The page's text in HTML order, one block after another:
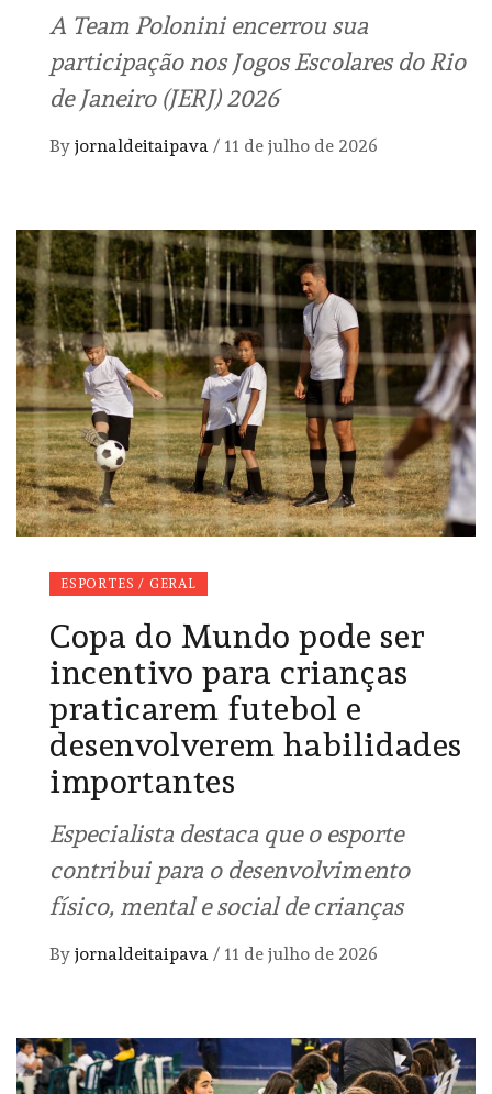
A Team Polonini encerrou sua
participação nos Jogos Escolares do Rio
de Janeiro (JERJ) 2026
By jornaldeitaipava / 11 de julho de 2026
ESPORTES / GERAL
Copa do Mundo pode ser
incentivo para crianças
praticarem futebol e
desenvolverem habilidades
importantes
Especialista destaca que o esporte
contribui para o desenvolvimento
físico, mental e social de crianças
By jornaldeitaipava / 11 de julho de 2026